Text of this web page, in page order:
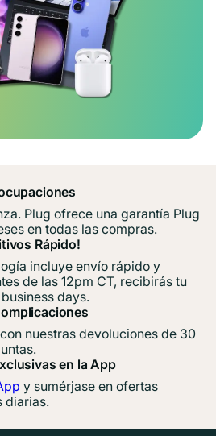
Plug ofrece una garantía Plug
en todas las compras.
Rápido!
incluye envío rápido y
de las 12pm CT, recibirás tu
days.
nuestras devoluciones de 30
en la App
y sumérjase en ofertas
diarias.